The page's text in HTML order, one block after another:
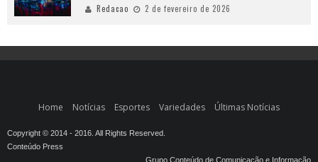
Redacao 2 de fevereiro de 2026
Home Notícias Esportes Variedades Últimas Notícias
Copyright © 2014 - 2016. All Rights Reserved.
Conteúdo Press
Grupo Conteúdo de Comunicação e Informação